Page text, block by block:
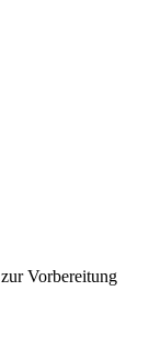
Vorbereitung